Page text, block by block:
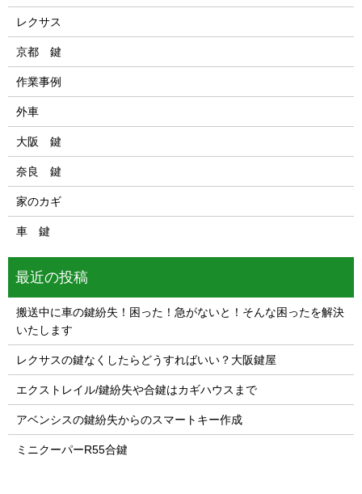
レクサス
京都 鍵
作業事例
外車
大阪 鍵
奈良 鍵
家のカギ
車 鍵
最近の投稿
搬送中に車の鍵紛失！困った！急がないと！そんな困ったを解決
いたします
レクサスの鍵なくしたらどうすればいい？大阪鍵屋
エクストレイル/鍵紛失や合鍵はカギハウスまで
アベンシスの鍵紛失からのスマートキー作成
ミニクーパーR55合鍵